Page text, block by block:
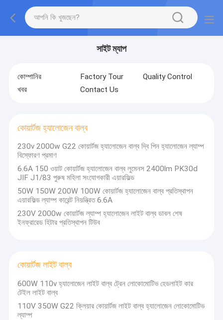
সাইট ম্যাপ
কোম্পানির Factory Tour
Quality Control
খবর
Contact Us
কোয়ার্টজ হ্যালোজেন বাল্ব
230v 2000w G22 কোয়ার্টজ হ্যালোজেন বাল্ব দ্বি পিন হ্যালোজেন ল্যাম্প
বিস্ফোরণ প্রমাণ
6.6A 150 ওয়াট কোয়ার্টজ হ্যালোজেন বাল্ব লুমেনস 2400lm PK30d
JIF J1/83 পুরুষ মহিলা সংযোগকারী এয়ারফিল্ড
50W 150W 200W 100W কোয়ার্টজ হ্যালোজেন বাল্ব প্রতিস্থাপন
এয়ারফিল্ড ল্যাম্প কারেন্ট নিয়ন্ত্রিত 6.6A
230V 2000w কোয়ার্টজ ল্যাম্প হ্যালোজেন লাইট বাল্ব ডাবল শেষ
ইনফ্রারেড হিটার প্রতিস্থাপন টিউব
কোয়ার্টজ লাইট বাল্ব
600W 110v হ্যালোজেন লাইট বাল্ব ট্রেন লোকোমোটিভ হেডলাইট কার
টেইল লাইট বাল্ব
110V 350W G22 ক্লিয়ার কোয়ার্টজ লাইট বাল্ব হ্যালোজেন লোকোমোটিভ
ল্যাম্প